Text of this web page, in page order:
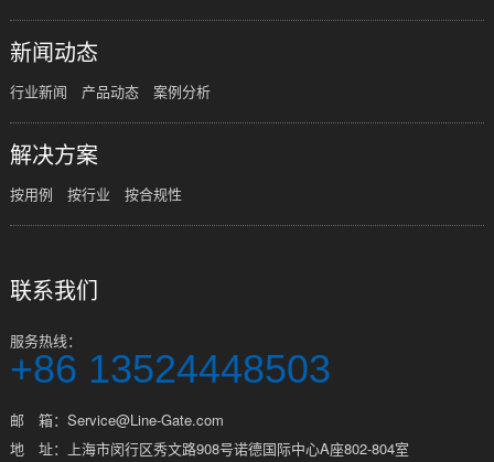
新闻动态
行业新闻 产品动态 案例分析
解决方案
按用例 按行业 按合规性
联系我们
服务热线：
+86 13524448503
邮 箱：Service@Line-Gate.com
地 址：上海市闵行区秀文路908号诺德国际中心A座802-804室